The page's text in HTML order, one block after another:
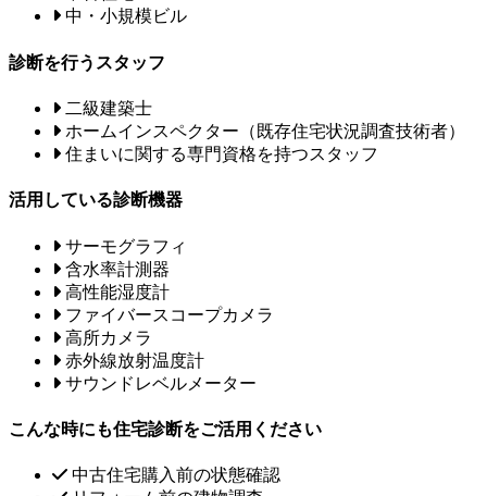
中・小規模ビル
診断を行うスタッフ
二級建築士
ホームインスペクター（既存住宅状況調査技術者）
住まいに関する専門資格を持つスタッフ
活用している診断機器
サーモグラフィ
含水率計測器
高性能湿度計
ファイバースコープカメラ
高所カメラ
赤外線放射温度計
サウンドレベルメーター
こんな時にも住宅診断をご活用ください
中古住宅購入前の状態確認